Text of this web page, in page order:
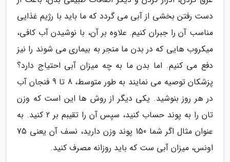
دست رفتن بخشی از آبی می گردد که ما باید با رژیم غذایی
مناسب آن را جبران کنیم. علاوه بر آن، با نوشیدن آب کافی،
میکروب هایی که در بدن ما منجر به بیماری می شوند را نیز
دفع می کنیم. اما بدن ما به چه میزان آبی احتیاج دارد؟
پزشکان توصیه می نمایند به طور متوسط، 8 تا 9 فنجان آب
در هر روز بنوشید. یکی دیگر از روش ها این است که وزن
تان را به پوند حساب کنید، سپس آن را تقیبم بر 2 کنید. به
عنوان مثال اگر شما 150 پوند وزن دارید، نسف آن یعنی 75
اونس، میزان آبی ست که باید روزانه مصرف کنید.